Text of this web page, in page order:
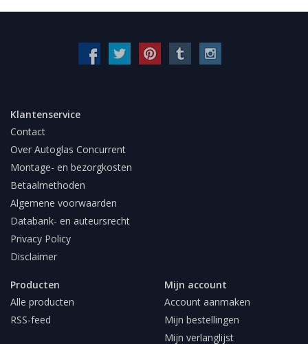
Klantenservice
Contact
Over Autoglas Concurrent
Montage- en bezorgkosten
Betaalmethoden
Algemene voorwaarden
Databank- en auteursrecht
Privacy Policy
Disclaimer
Producten
Alle producten
RSS-feed
Mijn account
Account aanmaken
Mijn bestellingen
Mijn verlanglijst